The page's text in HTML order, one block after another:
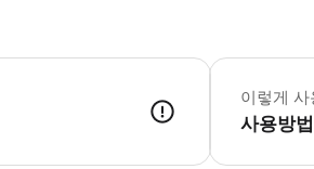
* 소요시간 :
이렇게
사용방법